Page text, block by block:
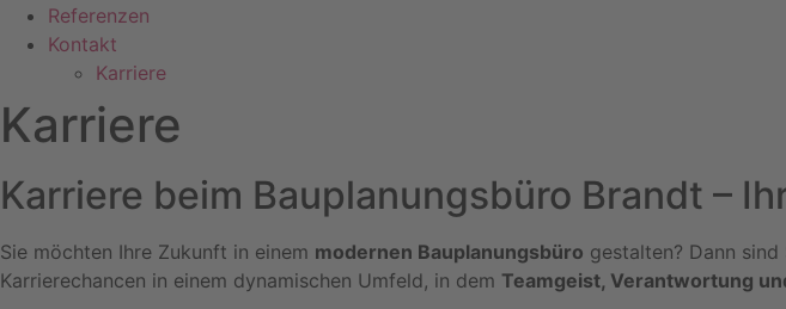
Referenzen
Kontakt
Karriere
Karriere
Karriere beim Bauplanungsbüro Brandt –
Sie möchten Ihre Zukunft in einem modernen Bauplanungsbüro gestalten? Dann
Karrierechancen in einem dynamischen Umfeld, in dem Teamgeist, Verantwortung